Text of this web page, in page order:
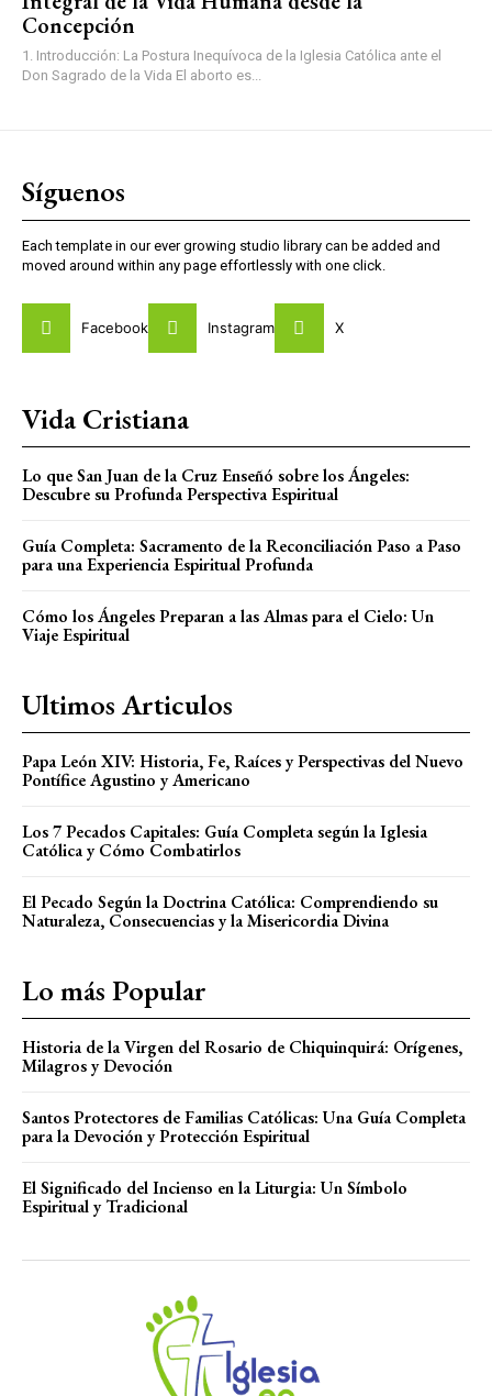
Concepción
1. Introducción: La Postura Inequívoca de la Iglesia Católica ante el
Don Sagrado de la Vida El aborto es...
Síguenos
Each template in our ever growing studio library can be added and
moved around within any page effortlessly with one click.
Facebook Instagram X
Vida Cristiana
Lo que San Juan de la Cruz Enseñó sobre los Ángeles:
Descubre su Profunda Perspectiva Espiritual
Guía Completa: Sacramento de la Reconciliación Paso a Paso
para una Experiencia Espiritual Profunda
Cómo los Ángeles Preparan a las Almas para el Cielo: Un
Viaje Espiritual
Ultimos Articulos
Papa León XIV: Historia, Fe, Raíces y Perspectivas del Nuevo
Pontífice Agustino y Americano
Los 7 Pecados Capitales: Guía Completa según la Iglesia
Católica y Cómo Combatirlos
El Pecado Según la Doctrina Católica: Comprendiendo su
Naturaleza, Consecuencias y la Misericordia Divina
Lo más Popular
Historia de la Virgen del Rosario de Chiquinquirá: Orígenes,
Milagros y Devoción
Santos Protectores de Familias Católicas: Una Guía Completa
para la Devoción y Protección Espiritual
El Significado del Incienso en la Liturgia: Un Símbolo
Espiritual y Tradicional